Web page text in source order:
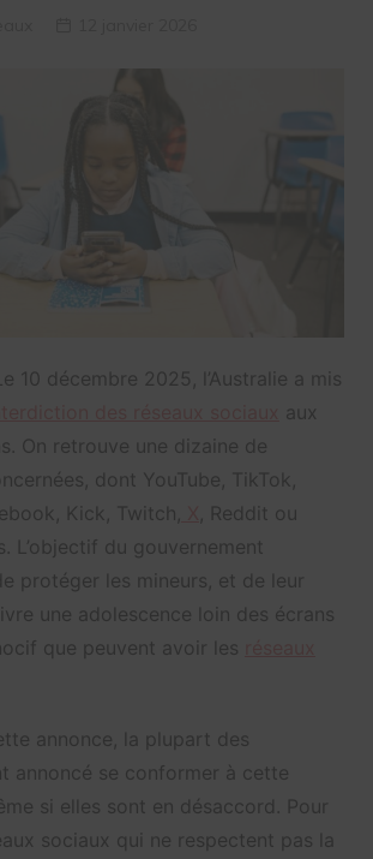
10 décembre 2025, l’Australie a mis
aux
On retrouve une dizaine de
dont YouTube, TikTok,
Kick, Twitch,
, Reddit ou
L’objectif du gouvernement
protéger les mineurs, et de leur
une adolescence loin des écrans
que peuvent avoir les
annonce, la plupart des
annoncé se conformer à cette
si elles sont en désaccord. Pour
sociaux qui ne respectent pas la